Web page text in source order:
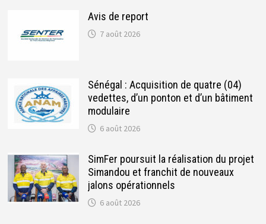
Avis de report
7 août 2026
Sénégal : Acquisition de quatre (04)
vedettes, d’un ponton et d’un bâtiment
modulaire
6 août 2026
SimFer poursuit la réalisation du projet
Simandou et franchit de nouveaux
jalons opérationnels
6 août 2026